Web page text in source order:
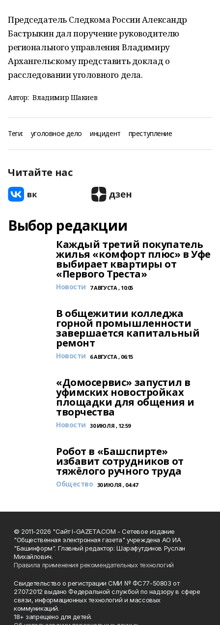
Председатель Следкома России Александр
Бастрыкин дал поручение руководителю
регионального управления Владимиру
Архангельскому представить доклад о
расследовании уголовного дела.
Автор: Владимир Шакиев
Теги: уголовное дело инцидент преступление
Читайте нас
Выбор редакции
Каждый третий покупатель
жилья «комфорт плюс» в Уфе
выбирает квартиры от
«Первого Треста»
Новости 7 АВГУСТА , 10:05
В общежитии колледжа
горной промышленности
завершается капитальный
ремонт
Новости 6 АВГУСТА , 06:15
«Домосервис» запустил в
уфимских новостройках
площадки для общения и
творчества
Новости 30 ИЮЛЯ , 12:59
Робот в «Башспирте»
избавит сотрудников от
тяжёлого ручного труда
Общество 30 ИЮЛЯ , 04:47
© 2011-2026 "Сайт I-GAZETA.COM - Сетевое издание
"Общественная электронная газета" учреждена АО ИА
"Башинформ". Главный редактор: Шарафутдинов Руслан
Михайлович.
Правила применения рекомендательных технологий
Свидетельство о регистрации СМИ № ФС77-50803 от
27.07.2012 выдано Федеральной службой по надзору в сфере
связи, информационных технологий и массовых
коммуникаций.
18+ запрещено для детей.